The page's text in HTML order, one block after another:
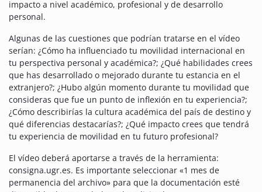
impacto a nivel académico, profesional y de desarrollo
personal.
Algunas de las cuestiones que podrían tratarse en el vídeo
serían: ¿Cómo ha influenciado tu movilidad internacional en
tu perspectiva personal y académica?; ¿Qué habilidades crees
que has desarrollado o mejorado durante tu estancia en el
extranjero?; ¿Hubo algún momento durante tu movilidad que
consideras que fue un punto de inflexión en tu experiencia?;
¿Cómo describirías la cultura académica del país de destino y
qué diferencias destacarías?; ¿Qué impacto crees que tendrá
tu experiencia de movilidad en tu futuro profesional?
El vídeo deberá aportarse a través de la herramienta:
consigna.ugr.es. Es importante seleccionar «1 mes de
permanencia del archivo» para que la documentación esté